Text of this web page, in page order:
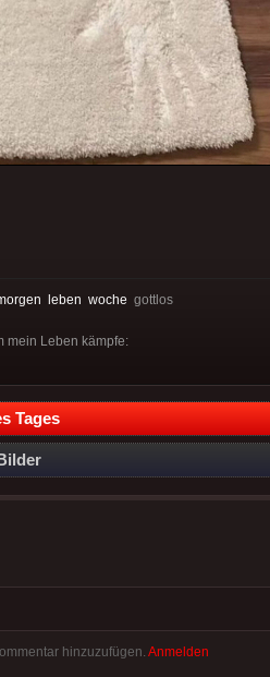
leben woche gottlos
mein Leben kämpfe:
Tages
hinzuzufügen. Anmelden